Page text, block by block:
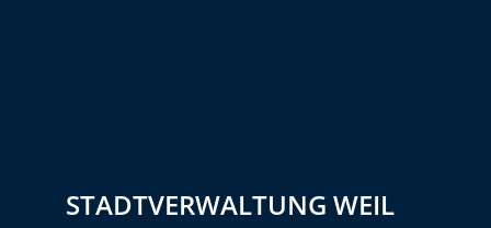
STADTVERWALTUNG WEIL